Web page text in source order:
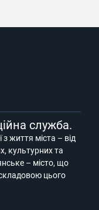
служба.
з життя міста – від
культурних та
– місто, що
цього